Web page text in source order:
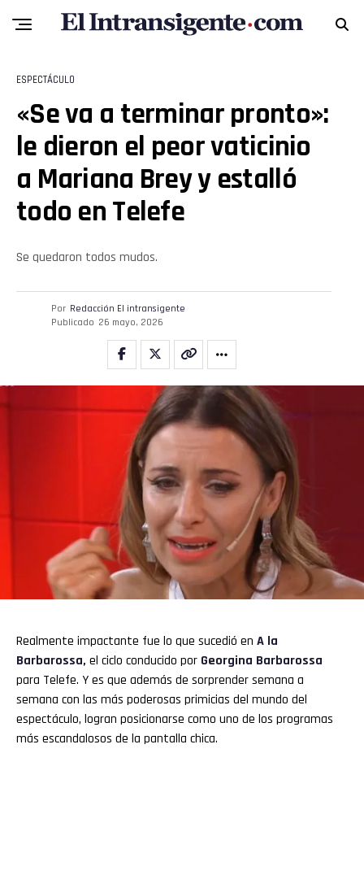
ESPECTÁCULO
«Se va a terminar pronto»:
le dieron el peor vaticinio
a Mariana Brey y estalló
todo en Telefe
Se quedaron todos mudos.
Por Redacción El intransigente
Publicado 26 mayo, 2026
Realmente impactante fue lo que sucedió en A la
Barbarossa, el ciclo conducido por Georgina Barbarossa
para Telefe. Y es que además de sorprender semana a
semana con las más poderosas primicias del mundo del
espectáculo, logran posicionarse como uno de los programas
más escandalosos de la pantalla chica.
Pinterest
Whatsapp
Email